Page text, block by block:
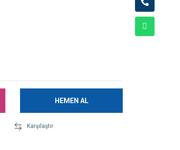
HEMEN AL
Karşılaştır